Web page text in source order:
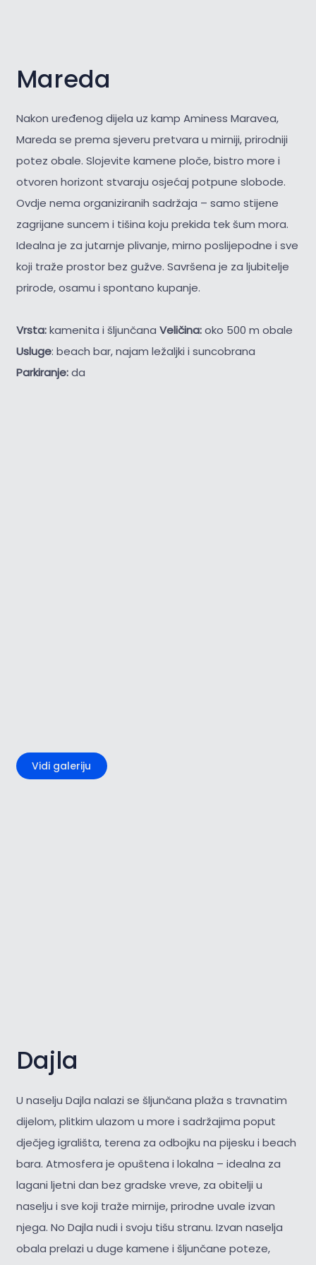
Mareda
Nakon uređenog dijela uz kamp Aminess Maravea,
Mareda se prema sjeveru pretvara u mirniji, prirodniji
potez obale. Slojevite kamene ploče, bistro more i
otvoren horizont stvaraju osjećaj potpune slobode.
Ovdje nema organiziranih sadržaja – samo stijene
zagrijane suncem i tišina koju prekida tek šum mora.
Idealna je za jutarnje plivanje, mirno poslijepodne i sve
koji traže prostor bez gužve. Savršena je za ljubitelje
prirode, osamu i spontano kupanje.
Vrsta:kamenita i šljunčana Veličina:oko 500 m obale
Usluge: beach bar, najam ležaljki i suncobrana
Parkiranje:da
Vidi galeriju
Dajla
U naselju Dajla nalazi se šljunčana plaža s travnatim
dijelom, plitkim ulazom u more i sadržajima poput
dječjeg igrališta, terena za odbojku na pijesku i beach
bara. Atmosfera je opuštena i lokalna – idealna za
lagani ljetni dan bez gradske vreve, za obitelji u
naselju i sve koji traže mirnije, prirodne uvale izvan
njega. No Dajla nudi i svoju tišu stranu. Izvan naselja
obala prelazi u duge kamene i šljunčane poteze,